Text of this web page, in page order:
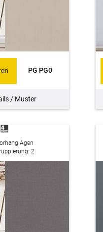
PG PG0
/ Muster
Agen
2